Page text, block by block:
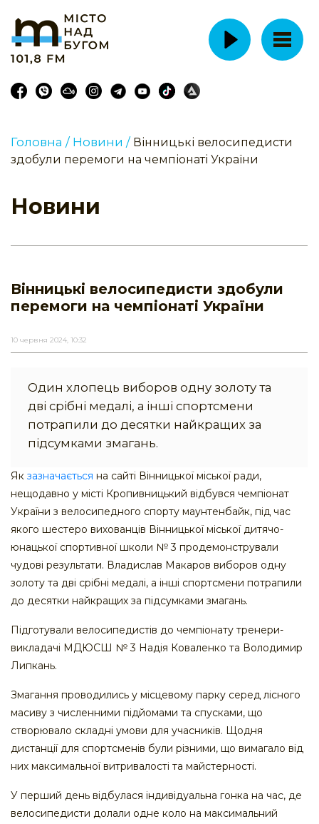
Головна / Новини / Вінницькі велосипедисти
здобули перемоги на чемпіонаті України
Новини
Вінницькі велосипедисти здобули
перемоги на чемпіонаті України
10 червня 2024, 10:32
Один хлопець виборов одну золоту та
дві срібні медалі, а інші спортсмени
потрапили до десятки найкращих за
підсумками змагань.
Як зазначається на сайті Вінницької міської ради,
нещодавно у місті Кропивницький відбувся чемпіонат
України з велосипедного спорту маунтенбайк, під час
якого шестеро вихованців Вінницької міської дитячо-
юнацької спортивної школи № 3 продемонстрували
чудові результати. Владислав Макаров виборов одну
золоту та дві срібні медалі, а інші спортсмени потрапили
до десятки найкращих за підсумками змагань.
Підготували велосипедистів до чемпіонату тренери-
викладачі МДЮСШ № 3 Надія Коваленко та Володимир
Липкань.
Змагання проводились у місцевому парку серед лісного
масиву з численними підйомами та спусками, що
створювало складні умови для учасників. Щодня
дистанції для спортсменів були різними, що вимагало від
них максимальної витривалості та майстерності.
У перший день відбулася індивідуальна гонка на час, де
велосипедисти долали одне коло на максимальний